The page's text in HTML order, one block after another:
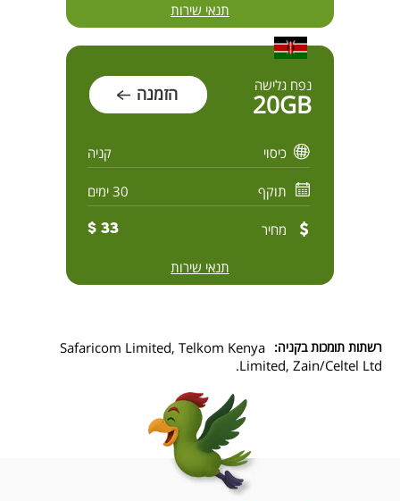
תנאי שירות
נפח גלישה
20GB הזמנה
כיסוי קניה
תוקף 30 ימים
מחיר 33 $
תנאי שירות
רשתות תומכות בקניה: Safaricom Limited, Telkom Kenya
Limited, Zain/Celtel Ltd.